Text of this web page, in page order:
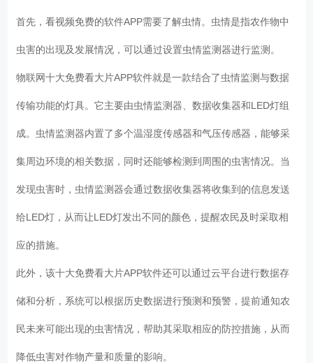
首先，看视频免费的软件APP需要了解虫情。虫情是指农作物中
虫害的出现及发展情况，可以通过设置虫情监测器进行监测。
物联网十大免费看大片APP软件就是一款结合了虫情监测与数据
传输功能的灯具。它主要由虫情监测器、数据收集器和LED灯组
成。虫情监测器内置了多个温湿度传感器和气压传感器，能够采
集周边环境的相关数据，同时还能够检测到周围的虫害情况。当
发现虫害时，虫情监测器会通过数据收集器将收集到的信息发送
给LED灯，从而让LED灯发出不同的颜色，提醒农民及时采取相
应的措施。
此外，该十大免费看大片APP软件还可以通过云平台进行数据存
储和分析，系统可以根据历史数据进行预测和预警，提前通知农
民未来可能出现的虫害情况，帮助其采取相应的防控措施，从而
降低虫害对作物产量和质量的影响。